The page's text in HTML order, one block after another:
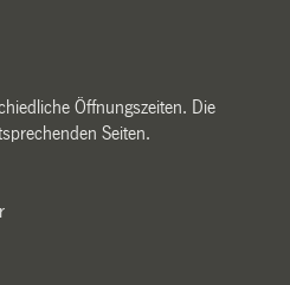
Öffnungszeiten. Die
Seiten.